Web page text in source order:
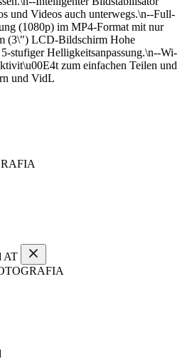
und Videos auch unterwegs.\n--Full-
(1080p) im MP4-Format mit nur
(3\") LCD-Bildschirm Hohe
stufiger Helligkeitsanpassung.\n--Wi-
zum einfachen Teilen und
und VidL
AT